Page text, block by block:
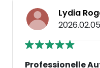
Lydia
2026.02.05
Professionelle